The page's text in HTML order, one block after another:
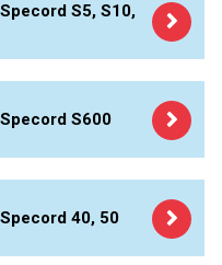
S5, S10,
S600
40, 50